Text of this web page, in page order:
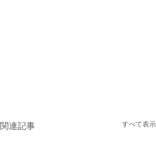
関連記事 すべて表示